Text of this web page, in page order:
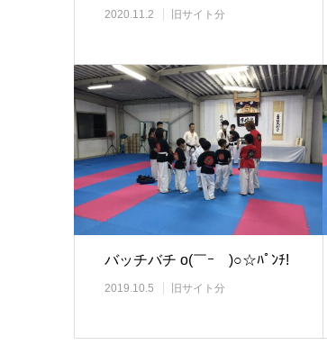
2020.11.2 旧サイト分
バッチバチ o(￣ｰ￣)○☆ﾊﾟﾝﾁ!
2019.10.5 旧サイト分